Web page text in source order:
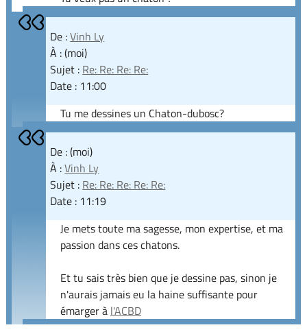
De :Vinh Ly
À : (moi)
Sujet : Re: Re: Re: Re:
Date : 11:00
Tu me dessines un Chaton-dubosc?
De : (moi)
À :Vinh Ly
Sujet : Re: Re: Re: Re: Re:
Date : 11:19
Je mets toute ma sagesse, mon expertise, et ma
passion dans ces chatons.
Et tu sais très bien que je dessine pas, sinon je
n'aurais jamais eu la haine suffisante pour
émarger à l'ACBD